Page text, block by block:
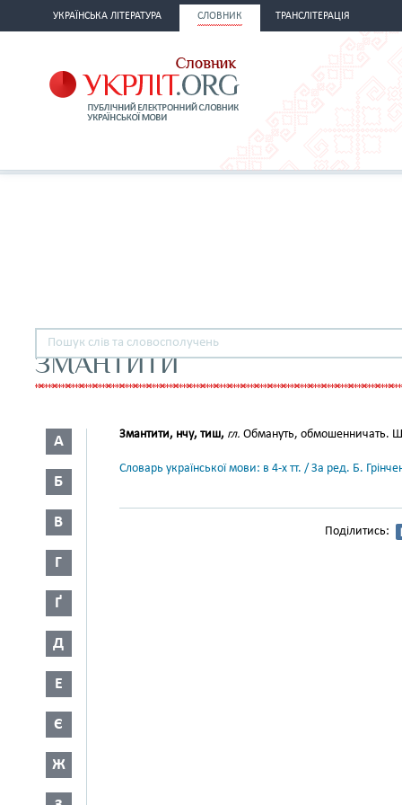
УКРАЇНСЬКА ЛІТЕРАТУРА СЛОВНИК ТРАНСЛІТЕРАЦІЯ
ЗМАНТИТИ
А
Б
В
Г
Ґ
Д
Е
Є
Ж
Змантити, нчу, тиш, гл. Обмануть, обмошенничать.
Словарь української мови: в 4-х тт. / За ред. Б.
Поділитись: